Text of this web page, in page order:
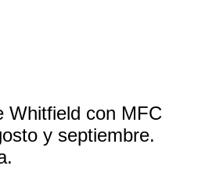
Whitfield con MFC
y septiembre.